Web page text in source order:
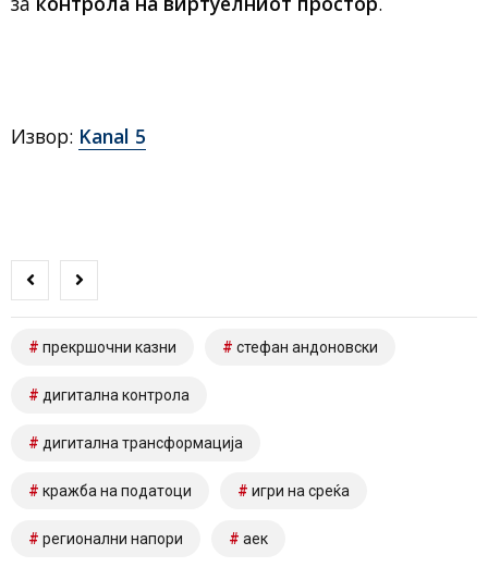
Извор: Kanal 5
прекршочни казни стефан андоновски
дигитална контрола
дигитална трансформација
кражба на податоци игри на среќа
регионални напори аек